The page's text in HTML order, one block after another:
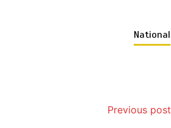
National
Previous post